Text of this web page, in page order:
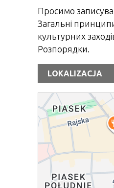
Просимо
Загальні
культурних
Розпорядки.
LOKALIZACJA